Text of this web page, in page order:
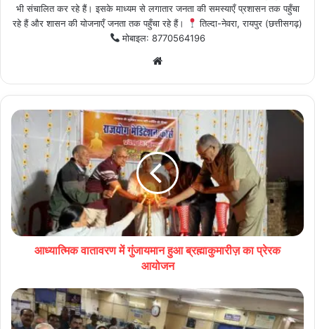
भी संचालित कर रहे हैं। इसके माध्यम से लगातार जनता की समस्याएँ प्रशासन तक पहुँचा
रहे हैं और शासन की योजनाएँ जनता तक पहुँचा रहे हैं।
तिल्दा-नेवरा, रायपुर (छत्तीसगढ़)
मोबाइल: 8770564196
Website
आध्यात्मिक वातावरण में गुंजायमान हुआ ब्रह्माकुमारीज़ का प्रेरक
आयोजन